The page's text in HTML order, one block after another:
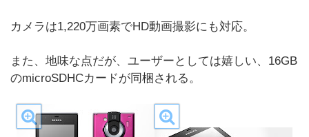
カメラは1,220万画素でHD動画撮影にも対応。
また、地味な点だが、ユーザーとしては嬉しい、16GB
のmicroSDHCカードが同梱される。